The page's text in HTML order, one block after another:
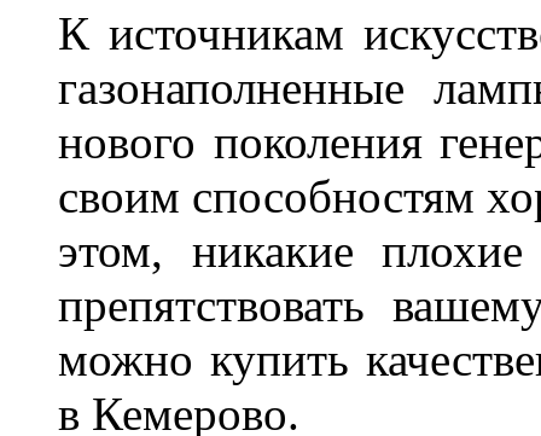
К источникам
газонаполненные
нового поколения
своим способностям
этом, никакие
препятствовать
можно купить
в Кемерово.